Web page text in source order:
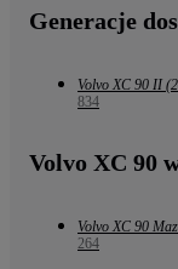
Generacje
Volvo XC 90 II
834
Volvo XC 90
Volvo XC 90
264